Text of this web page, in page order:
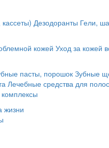
Дезодоранты Гели,
кожей Уход за кожей
пасты, порошок Зубные
Лечебные средства для
жизни